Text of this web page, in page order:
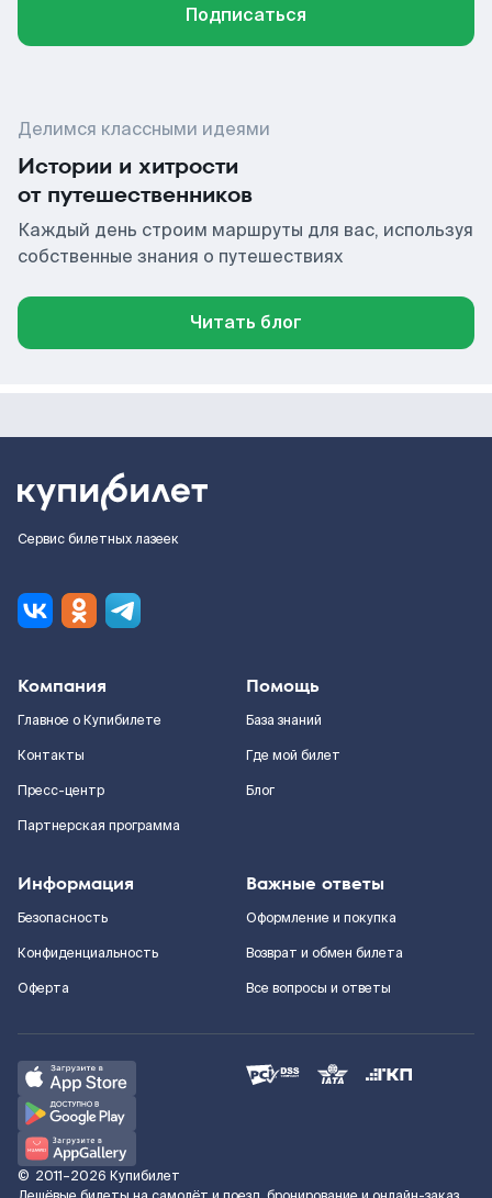
Подписаться
Делимся классными идеями
Истории и хитрости
от путешественников
Каждый день строим маршруты для вас, используя
собственные знания о путешествиях
Читать блог
Сервис билетных лазеек
Компания
Главное о Купибилете
Контакты
Пресс-центр
Партнерская программа
Помощь
База знаний
Где мой билет
Блог
Информация
Безопасность
Конфиденциальность
Оферта
Важные ответы
Оформление и покупка
Возврат и обмен билета
Все вопросы и ответы
© 2011–2026 Купибилет